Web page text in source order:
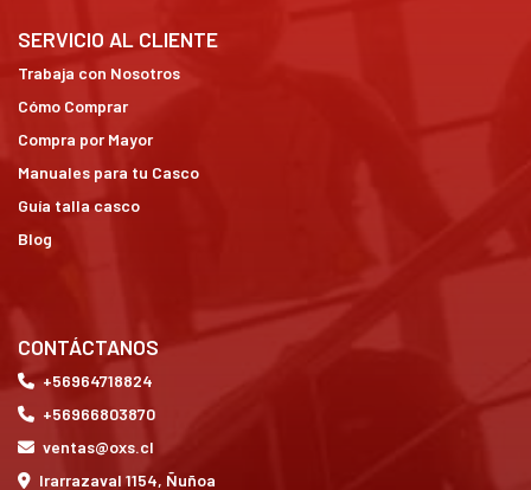
SERVICIO AL CLIENTE
Trabaja con Nosotros
Cómo Comprar
Compra por Mayor
Manuales para tu Casco
Guía talla casco
Blog
CONTÁCTANOS
+56964718824
+56966803870
ventas@oxs.cl
Irarrazaval 1154, Ñuñoa